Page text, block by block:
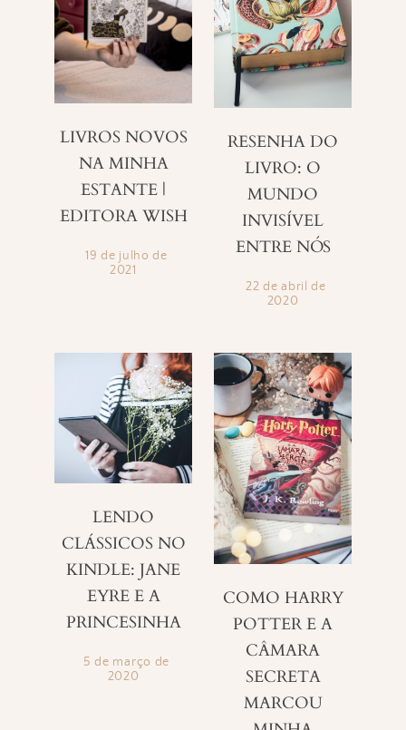
LIVROS NOVOS
NA MINHA
ESTANTE |
EDITORA WISH
19 de julho de
2021
RESENHA DO
LIVRO: O
MUNDO
INVISÍVEL
ENTRE NÓS
22 de abril de
2020
LENDO
CLÁSSICOS NO
KINDLE: JANE
EYRE E A
PRINCESINHA
5 de março de
2020
COMO HARRY
POTTER E A
CÂMARA
SECRETA
MARCOU